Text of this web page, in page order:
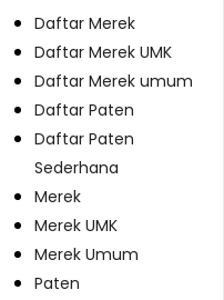
Daftar Merek
Daftar Merek UMK
Daftar Merek umum
Daftar Paten
Daftar Paten
Sederhana
Merek
Merek UMK
Merek Umum
Paten